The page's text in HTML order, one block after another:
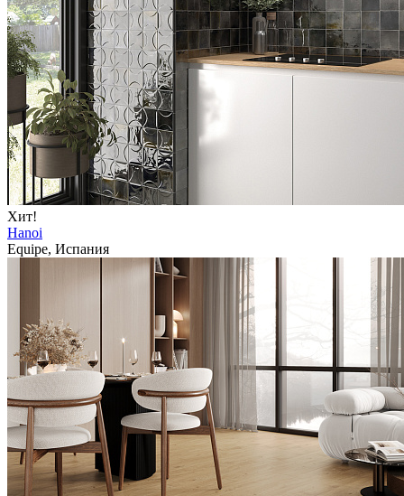
Хит!
Hanoi
Equipe, Испания